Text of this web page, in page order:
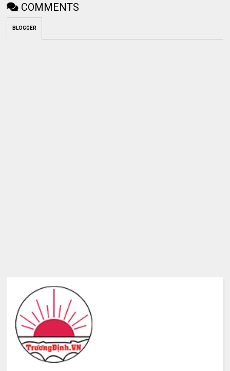
COMMENTS
BLOGGER